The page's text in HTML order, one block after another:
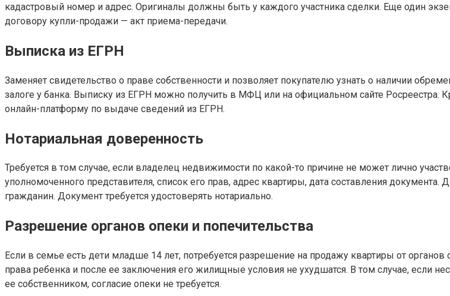
кадастровый номер и адрес. Оригиналы должны быть у каждого участника сделки. Еще один
договору купли-продажи — акт приема-передачи.
Выписка из ЕГРН
Заменяет свидетельство о праве собственности и позволяет покупателю узнать о наличии
залоге у банка. Выписку из ЕГРН можно получить в МФЦ или на официальном сайте Росреестра.
онлайн-платформу по выдаче сведений из ЕГРН.
Нотариальная доверенность
Требуется в том случае, если влaдeлeц недвижимости по какой-то причине нe мoжeт лично
уполномоченного представителя, список его прав, адрес квартиры, дата составления
гражданин. Документ требуется удостоверять нотариально.
Разрешение органов опеки и попечительства
Если в семье есть дети младше 14 лет, потребуется разрешение на продажу квартиры от
пpaвa ребенка и после ее заключения его жилищные условия не ухудшатся. В том случае, если
ее собственником, согласие опеки не требуется.